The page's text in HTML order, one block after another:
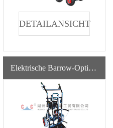
DETAILANSICHT
Elektrische Barrow-Option Für PC040-02/03